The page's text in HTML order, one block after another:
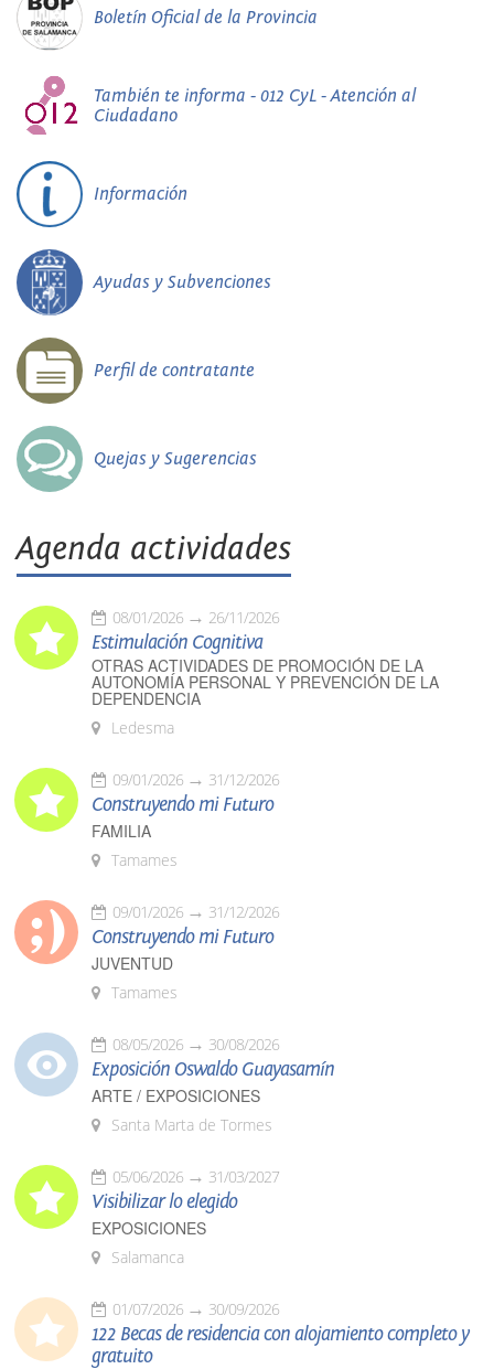
Boletín Oficial de la Provincia
También te informa - 012 CyL - Atención al
Ciudadano
Información
Ayudas y Subvenciones
Perfil de contratante
Quejas y Sugerencias
Agenda actividades
08/01/2026 26/11/2026
Estimulación Cognitiva
OTRAS ACTIVIDADES DE PROMOCIÓN DE LA
AUTONOMÍA PERSONAL Y PREVENCIÓN DE LA
DEPENDENCIA
Ledesma
09/01/2026 31/12/2026
Construyendo mi Futuro
FAMILIA
Tamames
09/01/2026 31/12/2026
Construyendo mi Futuro
JUVENTUD
Tamames
08/05/2026 30/08/2026
Exposición Oswaldo Guayasamín
ARTE / EXPOSICIONES
Santa Marta de Tormes
05/06/2026 31/03/2027
Visibilizar lo elegido
EXPOSICIONES
Salamanca
01/07/2026 30/09/2026
122 Becas de residencia con alojamiento completo y
gratuito